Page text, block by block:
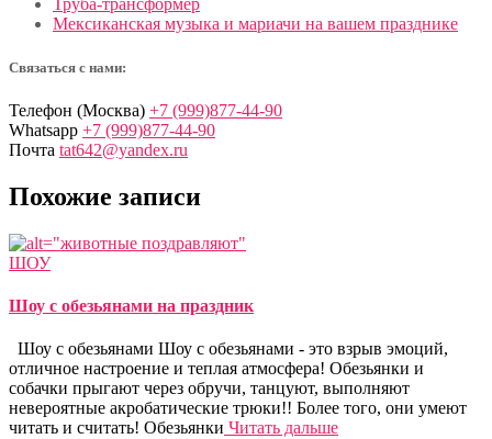
Труба-трансформер
Мексиканская музыка и мариачи на вашем празднике
Связаться с нами:
Телефон (Москва) +7 (999)877-44-90
Whatsapp +7 (999)877-44-90
Почта tat642@yandex.ru
Похожие записи
ШОУ
Шоу с обезьянами на праздник
Шоу с обезьянами Шоу с обезьянами - это взрыв эмоций,
отличное настроение и теплая атмосфера! Обезьянки и
собачки прыгают через обручи, танцуют, выполняют
невероятные акробатические трюки!! Более того, они умеют
читать и считать! Обезьянки Читать дальше